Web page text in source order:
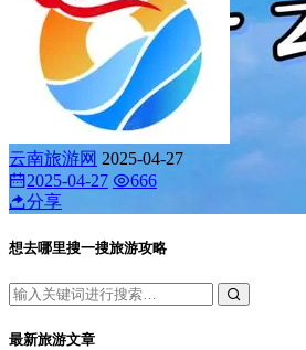
云南旅游网 2025-04-27
2025-04-27
666
分享
想去哪里搜一搜旅游攻略
最新旅游文章